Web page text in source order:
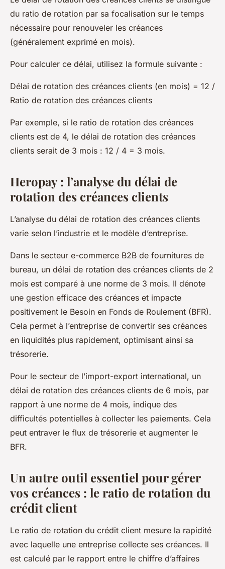
du ratio de rotation par sa focalisation sur le temps
nécessaire pour renouveler les créances
(généralement exprimé en mois).
Pour calculer ce délai, utilisez la formule suivante :
Délai de rotation des créances clients (en mois) = 12 /
Ratio de rotation des créances clients
Par exemple, si le ratio de rotation des créances
clients est de 4, le délai de rotation des créances
clients serait de 3 mois : 12 / 4 = 3 mois.
Heropay : l’analyse du délai de
rotation des créances clients
L’analyse du délai de rotation des créances clients
varie selon l’industrie et le modèle d’entreprise.
Dans le secteur e-commerce B2B de fournitures de
bureau, un délai de rotation des créances clients de 2
mois est comparé à une norme de 3 mois. Il dénote
une gestion efficace des créances et impacte
positivement le Besoin en Fonds de Roulement (BFR).
Cela permet à l’entreprise de convertir ses créances
en liquidités plus rapidement, optimisant ainsi sa
trésorerie.
Pour le secteur de l’import-export international, un
délai de rotation des créances clients de 6 mois, par
rapport à une norme de 4 mois, indique des
difficultés potentielles à collecter les paiements. Cela
peut entraver le flux de trésorerie et augmenter le
BFR.
Un autre outil essentiel pour gérer
vos créances : le ratio de rotation du
crédit client
Le ratio de rotation du crédit client mesure la rapidité
avec laquelle une entreprise collecte ses créances. Il
est calculé par le rapport entre le chiffre d’affaires